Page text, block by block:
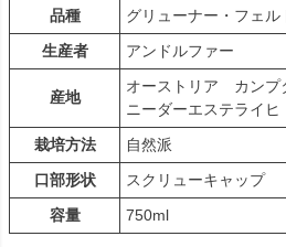
品種
グリューナー・フェル
生産者
アンドルファー
産地
オーストリア カンプ
ニーダーエステライヒ
栽培方法
自然派
口部形状
スクリューキャップ
容量
750ml